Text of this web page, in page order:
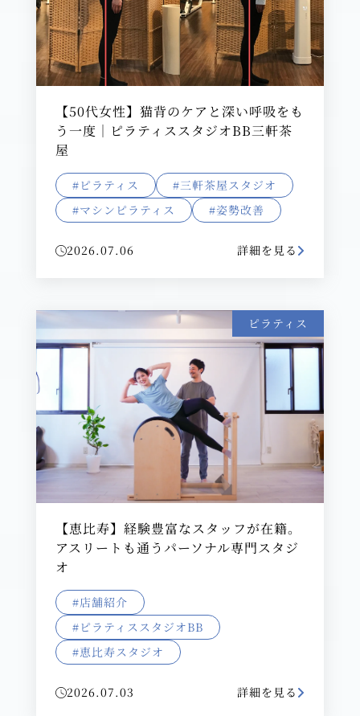
【50代女性】猫背のケアと深い呼吸をも
う一度｜ピラティススタジオBB三軒茶
屋
#ピラティス
#三軒茶屋スタジオ
#マシンピラティス
#姿勢改善
2026.07.06 詳細を見る
ピラティス
【恵比寿】経験豊富なスタッフが在籍｡
アスリートも通うパーソナル専門スタジ
オ
#店舗紹介
#ピラティススタジオBB
#恵比寿スタジオ
2026.07.03 詳細を見る